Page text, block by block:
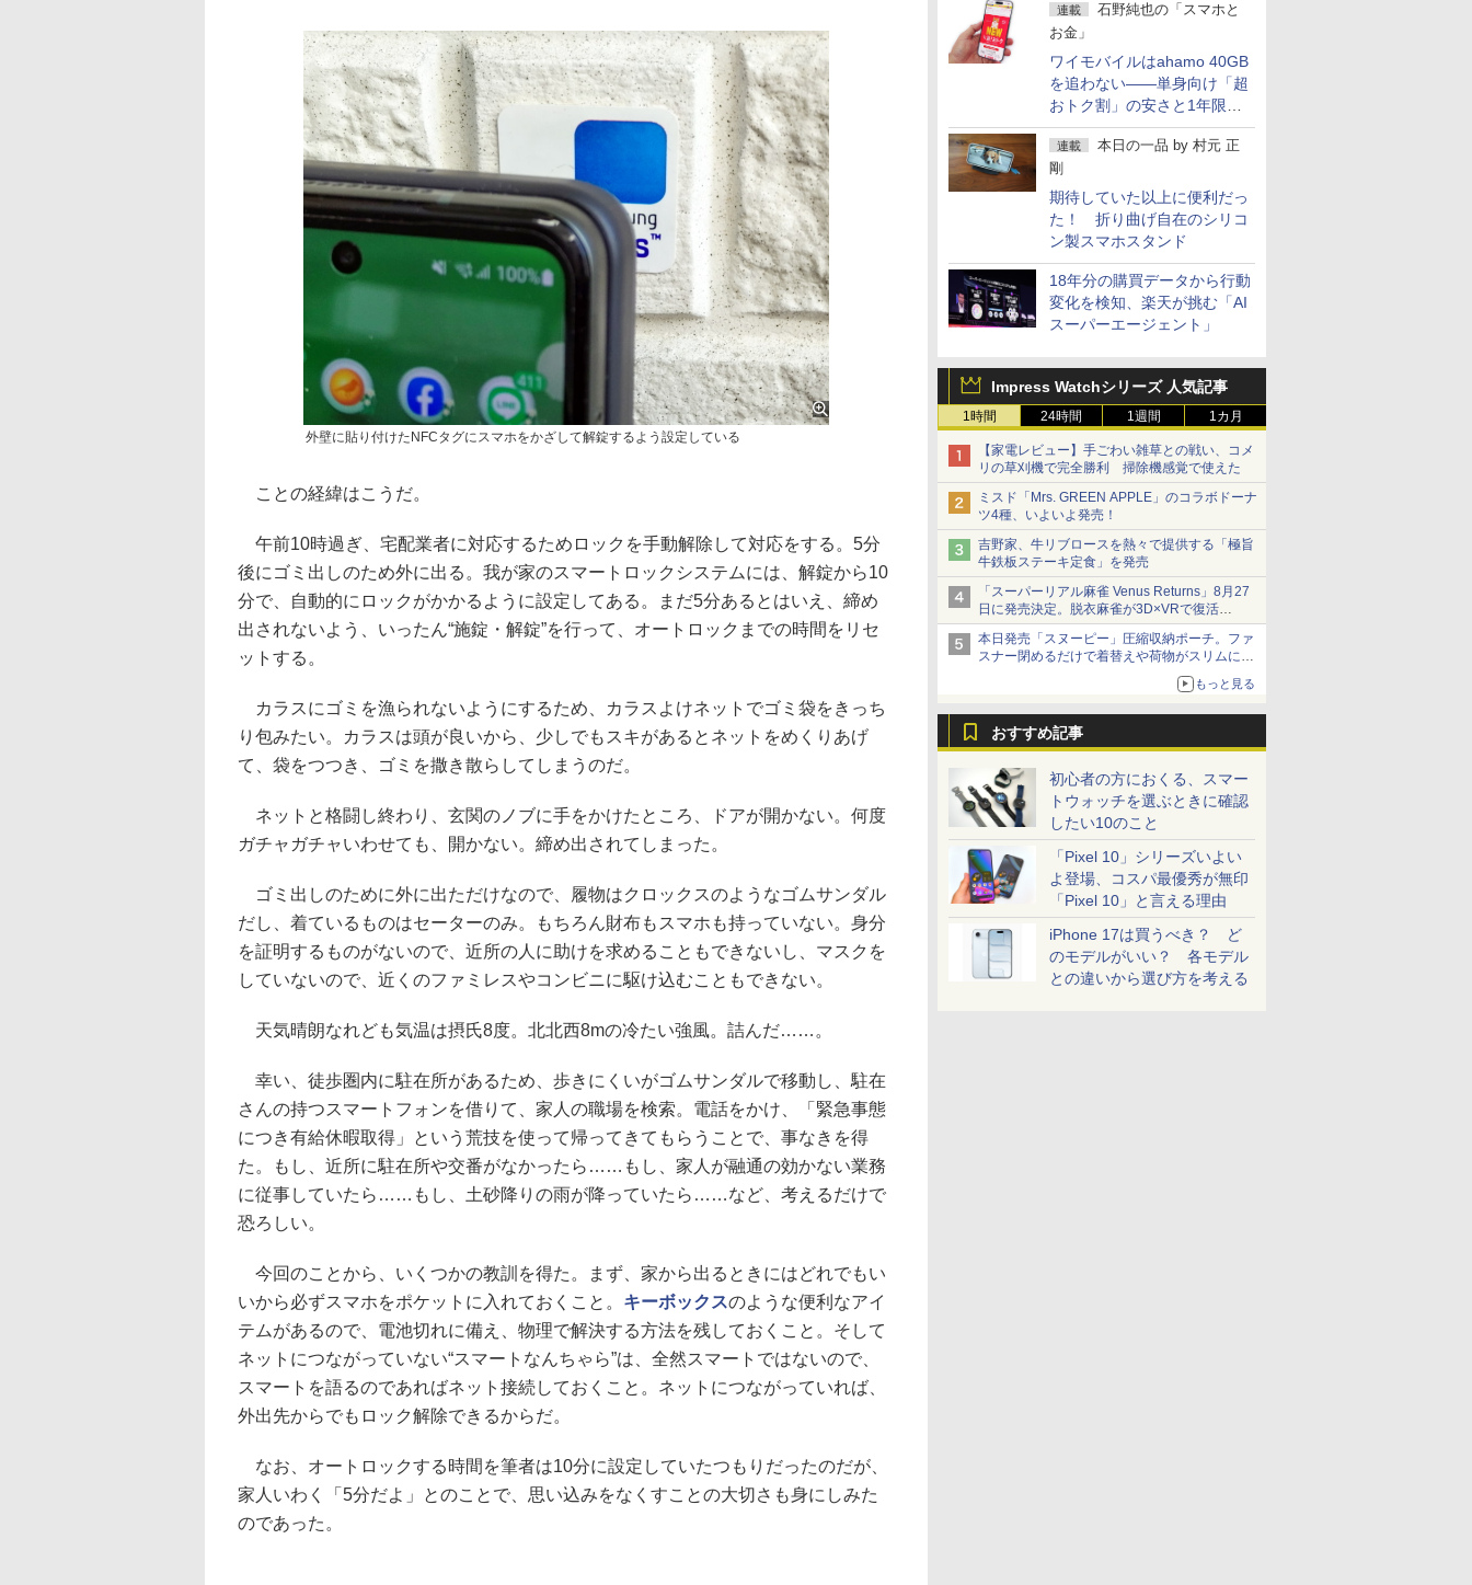
連載
石野純也の「スマホと
お金」
ワイモバイルはahamo 40GB
を追わない――単身向け「超
おトク割」の安さと1年限定
の注意点
連載 本日の一品 by 村元 正
剛
期待していた以上に便利だっ
た！ 折り曲げ自在のシリコ
ン製スマホスタンド
18年分の購買データから行動
変化を検知、楽天が挑む「AI
スーパーエージェント」
Impress Watchシリーズ 人気記事
1時間 24時間 1週間 1カ月
【家電レビュー】手ごわい雑草との戦い、コメ
リの草刈機で完全勝利 掃除機感覚で使えた
ミスド「Mrs. GREEN APPLE」のコラボドーナ
ツ4種、いよいよ発売！
吉野家、牛リブロースを熱々で提供する「極旨
牛鉄板ステーキ定食」を発売
「スーパーリアル麻雀 Venus Returns」8月27
日に発売決定。脱衣麻雀が3D×VRで復活
発売から2週間は20%オフになるセールが実施
本日発売「スヌーピー」圧縮収納ポーチ。ファ
スナー閉めるだけで着替えや荷物がスリムにま
もっと見る
おすすめ記事
初心者の方におくる、スマー
トウォッチを選ぶときに確認
したい10のこと
「Pixel 10」シリーズいよい
よ登場、コスパ最優秀が無印
「Pixel 10」と言える理由
iPhone 17は買うべき？ ど
のモデルがいい？ 各モデル
との違いから選び方を考える
外壁に貼り付けたNFCタグにスマホをかざして解錠するよう設定している
ことの経緯はこうだ。
午前10時過ぎ、宅配業者に対応するためロックを手動解除して対応をする。5分
後にゴミ出しのため外に出る。我が家のスマートロックシステムには、解錠から10
分で、自動的にロックがかかるように設定してある。まだ5分あるとはいえ、締め
出されないよう、いったん“施錠・解錠”を行って、オートロックまでの時間をリセ
ットする。
カラスにゴミを漁られないようにするため、カラスよけネットでゴミ袋をきっち
り包みたい。カラスは頭が良いから、少しでもスキがあるとネットをめくりあげ
て、袋をつつき、ゴミを撒き散らしてしまうのだ。
ネットと格闘し終わり、玄関のノブに手をかけたところ、ドアが開かない。何度
ガチャガチャいわせても、開かない。締め出されてしまった。
ゴミ出しのために外に出ただけなので、履物はクロックスのようなゴムサンダル
だし、着ているものはセーターのみ。もちろん財布もスマホも持っていない。身分
を証明するものがないので、近所の人に助けを求めることもできないし、マスクを
していないので、近くのファミレスやコンビニに駆け込むこともできない。
天気晴朗なれども気温は摂氏8度。北北西8mの冷たい強風。詰んだ……。
幸い、徒歩圏内に駐在所があるため、歩きにくいがゴムサンダルで移動し、駐在
さんの持つスマートフォンを借りて、家人の職場を検索。電話をかけ、「緊急事態
につき有給休暇取得」という荒技を使って帰ってきてもらうことで、事なきを得
た。もし、近所に駐在所や交番がなかったら……もし、家人が融通の効かない業務
に従事していたら……もし、土砂降りの雨が降っていたら……など、考えるだけで
恐ろしい。
今回のことから、いくつかの教訓を得た。まず、家から出るときにはどれでもい
いから必ずスマホをポケットに入れておくこと。 キーボックスのような便利なアイ
テムがあるので、電池切れに備え、物理で解決する方法を残しておくこと。そして
ネットにつながっていない“スマートなんちゃら”は、全然スマートではないので、
スマートを語るのであればネット接続しておくこと。ネットにつながっていれば、
外出先からでもロック解除できるからだ。
なお、オートロックする時間を筆者は10分に設定していたつもりだったのだが、
家人いわく「5分だよ」とのことで、思い込みをなくすことの大切さも身にしみた
のであった。